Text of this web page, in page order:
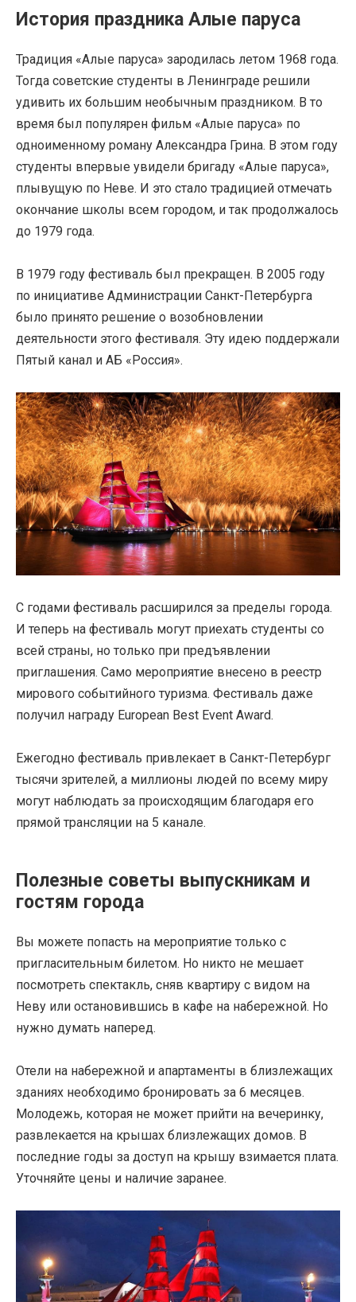
История праздника Алые паруса
Традиция «Алые паруса» зародилась летом 1968 года.
Тогда советские студенты в Ленинграде решили
удивить их большим необычным праздником. В то
время был популярен фильм «Алые паруса» по
одноименному роману Александра Грина. В этом году
студенты впервые увидели бригаду «Алые паруса»,
плывущую по Неве. И это стало традицией отмечать
окончание школы всем городом, и так продолжалось
до 1979 года.
В 1979 году фестиваль был прекращен. В 2005 году
по инициативе Администрации Санкт-Петербурга
было принято решение о возобновлении
деятельности этого фестиваля. Эту идею поддержали
Пятый канал и АБ «Россия».
С годами фестиваль расширился за пределы города.
И теперь на фестиваль могут приехать студенты со
всей страны, но только при предъявлении
приглашения. Само мероприятие внесено в реестр
мирового событийного туризма. Фестиваль даже
получил награду European Best Event Award.
Ежегодно фестиваль привлекает в Санкт-Петербург
тысячи зрителей, а миллионы людей по всему миру
могут наблюдать за происходящим благодаря его
прямой трансляции на 5 канале.
Полезные советы выпускникам и
гостям города
Вы можете попасть на мероприятие только с
пригласительным билетом. Но никто не мешает
посмотреть спектакль, сняв квартиру с видом на
Неву или остановившись в кафе на набережной. Но
нужно думать наперед.
Отели на набережной и апартаменты в близлежащих
зданиях необходимо бронировать за 6 месяцев.
Молодежь, которая не может прийти на вечеринку,
развлекается на крышах близлежащих домов. В
последние годы за доступ на крышу взимается плата.
Уточняйте цены и наличие заранее.